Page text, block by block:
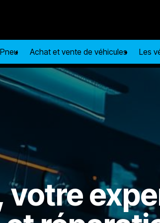
Pneu Achat et vente de véhicules Les
votre